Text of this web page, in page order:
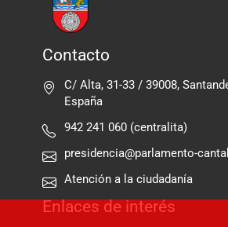
Contacto
C/ Alta, 31-33 / 39008,
España
942 241 060 (centralita)
presidencia@parlamento-
Atención a la ciudadanía
Enlaces de interés